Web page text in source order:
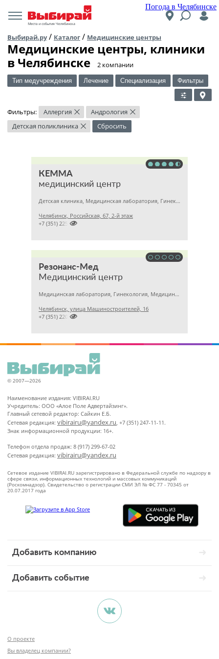
Погода в Челябинске
Места и события Челябинска
Выбирай.ру/ Каталог / Медицинские центры
Медицинские центры, клиники
в Челябинске
​2 компании
Тип медучреждения Лечение Специализация Фильтры
Фильтры: Аллергия × Андрология ×
Детская поликлиника × Сбросить
КЕММА
медицинский центр
Детская клиника, Медицинская лаборатория, Гинекология
Челябинск, Российская, 67, 2-й этаж

+7 (351) 2256145
Резонанс-Мед
Медицинский центр
Медицинская лаборатория, Гинекология, Медицинский центр
Челябинск, улица Машиностроителей, 16

+7 (351) 2201031
© 2007—2026
Наименование издания: VIBIRAI.RU
Учредитель: ООО «Алое Поле Адвертайзинг».
Главный сетевой редактор: Сайкин Е.Б.
Сетевая редакция: vibirairu@yandex.ru, +7 (351) 247-11-11.
Знак информационной продукции: 16+.
Телефон отдела продаж: 8 (917) 299-67-02
Сетевая редакция: vibirairu@yandex.ru
Сетевое издание VIBIRAI.RU зарегистрировано в Федеральной службе по надзору в
сфере связи, информационных технологий и массовых коммуникаций
(Роскомнадзор). Свидетельство о регистрации СМИ ЭЛ № ФС 77 - 70345 от
20.07.2017 года
Добавить компанию
Добавить событие
О проекте
Вы владелец компании?